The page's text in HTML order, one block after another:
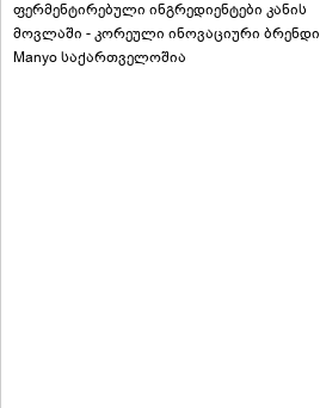
ფერმენტირებული ინგრედიენტები კანის
მოვლაში - კორეული ინოვაციური ბრენდი
Manyo საქართველოშია